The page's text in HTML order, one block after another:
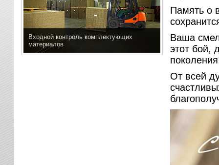
Входной контроль комплектующих
материалов
Память о
Ваша
этот бой,
От всей